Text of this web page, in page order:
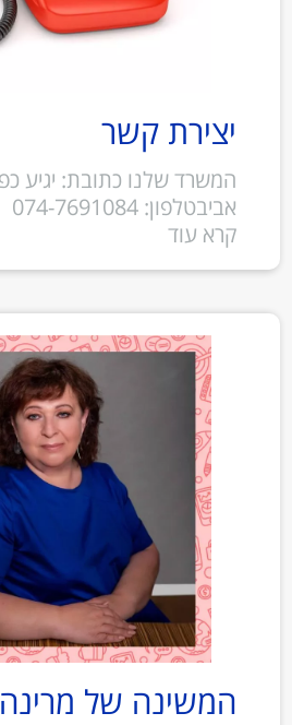
יצירת קשר
אביבטלפון: 074-7691084
קרא עוד
המשינה של מרינה